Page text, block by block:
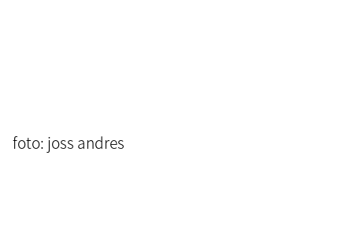
foto: joss andres